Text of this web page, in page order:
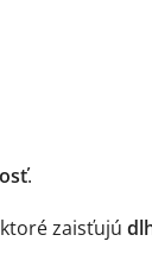
.
zaisťujú